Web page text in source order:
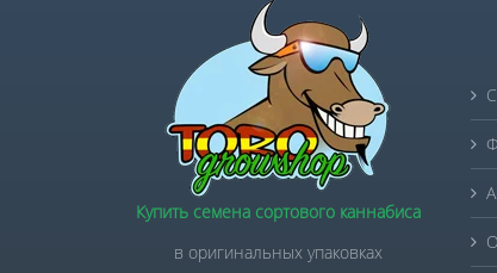
Купить семена сортового каннабиса
в оригинальных упаковках